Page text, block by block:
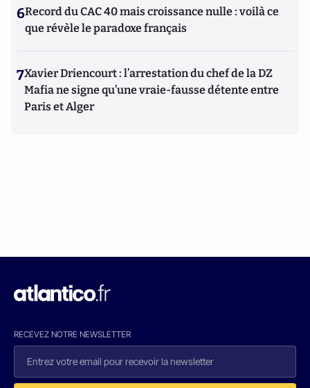
6Record du CAC 40 mais croissance nulle : voilà ce
que révèle le paradoxe français
7Xavier Driencourt : l’arrestation du chef de la DZ
Mafia ne signe qu’une vraie-fausse détente entre
Paris et Alger
RECEVEZ NOTRE NEWSLETTER